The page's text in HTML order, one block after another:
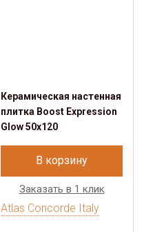
Керамическая настенная
плитка Boost Expression
Glow 50x120
В корзину
Заказать в 1 клик
Atlas Concorde Italy